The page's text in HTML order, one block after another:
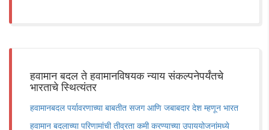
हवामान बदल ते हवामानविषयक न्याय संकल्पनेपर्यंतचे
भारताचे स्थित्यंतर
हवामानबदल पर्यावरणाच्या बाबतीत सजग आणि जबाबदार देश म्हणून भारत
हवामान बदलाच्या परिणामांची तीव्रता कमी करण्याच्या उपाययोजनांमध्ये